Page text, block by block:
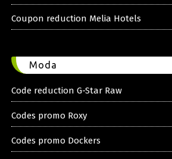
Coupon reduction Melia Hotels
Moda
Code reduction G-Star Raw
Codes promo Roxy
Codes promo Dockers